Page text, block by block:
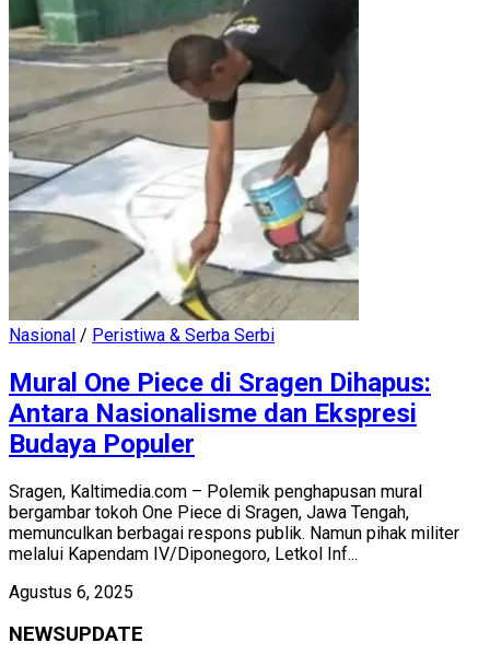
Nasional / Peristiwa & Serba Serbi
Mural One Piece di Sragen Dihapus:
Antara Nasionalisme dan Ekspresi
Budaya Populer
Sragen, Kaltimedia.com – Polemik penghapusan mural
bergambar tokoh One Piece di Sragen, Jawa Tengah,
memunculkan berbagai respons publik. Namun pihak militer
melalui Kapendam IV/Diponegoro, Letkol Inf...
Agustus 6, 2025
NEWSUPDATE